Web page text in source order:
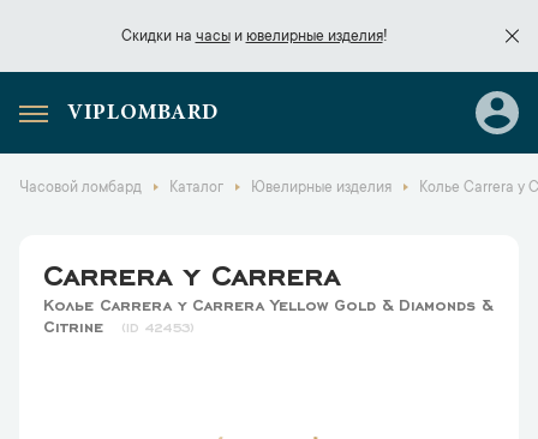
Скидки на часыи ювелирные изделия!
Скидки начасы
VIPLOMBARD
Часовой ломбард Каталог Ювелирные изделия Колье Carrera y
Carrera y Carrera
Колье Carrera y Carrera Yellow Gold & Diamonds &
Citrine
42453